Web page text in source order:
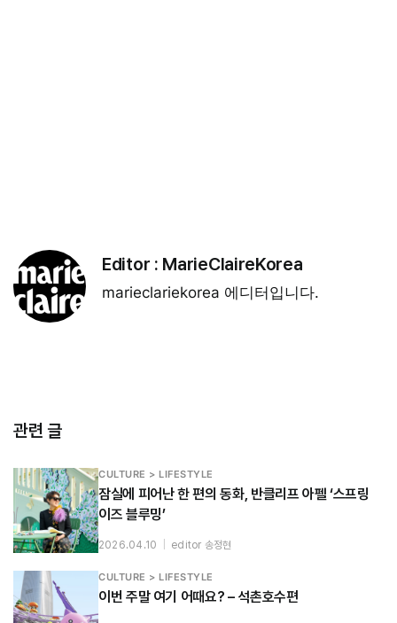
Editor : MarieClaireKorea
marieclariekorea 에디터입니다.
관련 글
CULTURE > LIFESTYLE
잠실에 피어난 한 편의 동화, 반클리프 아펠 ‘스프링
이즈 블루밍’
2026.04.10 editor 송정현
CULTURE > LIFESTYLE
이번 주말 여기 어때요? – 석촌호수편